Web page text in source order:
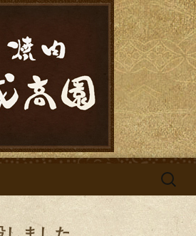
広小路にある焼肉
接待、女子会などにお
検